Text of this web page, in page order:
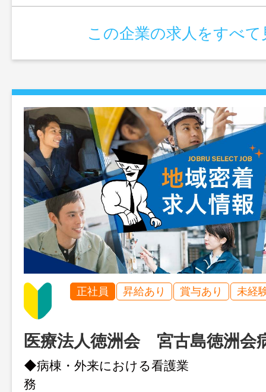
この企業の求人をすべて
正社員 昇給あり 賞与あり 未経
医療法人徳洲会 宮古島徳洲会
◆病棟・外来における看護業